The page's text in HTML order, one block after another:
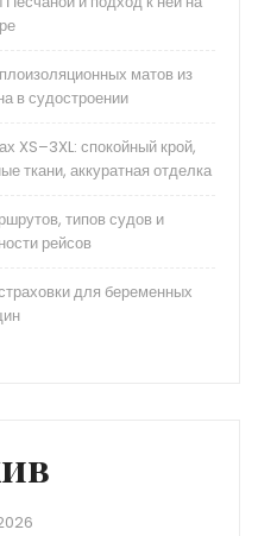
матов из
в судостроении
XS–3XL: спокойный крой,
ткани, аккуратная отделка
типов судов и
рейсов
для беременных